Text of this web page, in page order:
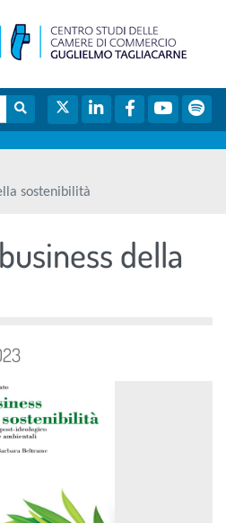
principale
Twitter LinkedIn FacebookYouTube
sostenibilità
della